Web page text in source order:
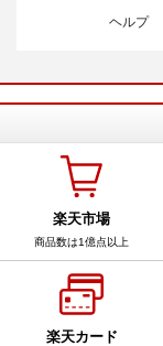
ヘルプ
楽天市場
商品数は1億点以上
楽天カード